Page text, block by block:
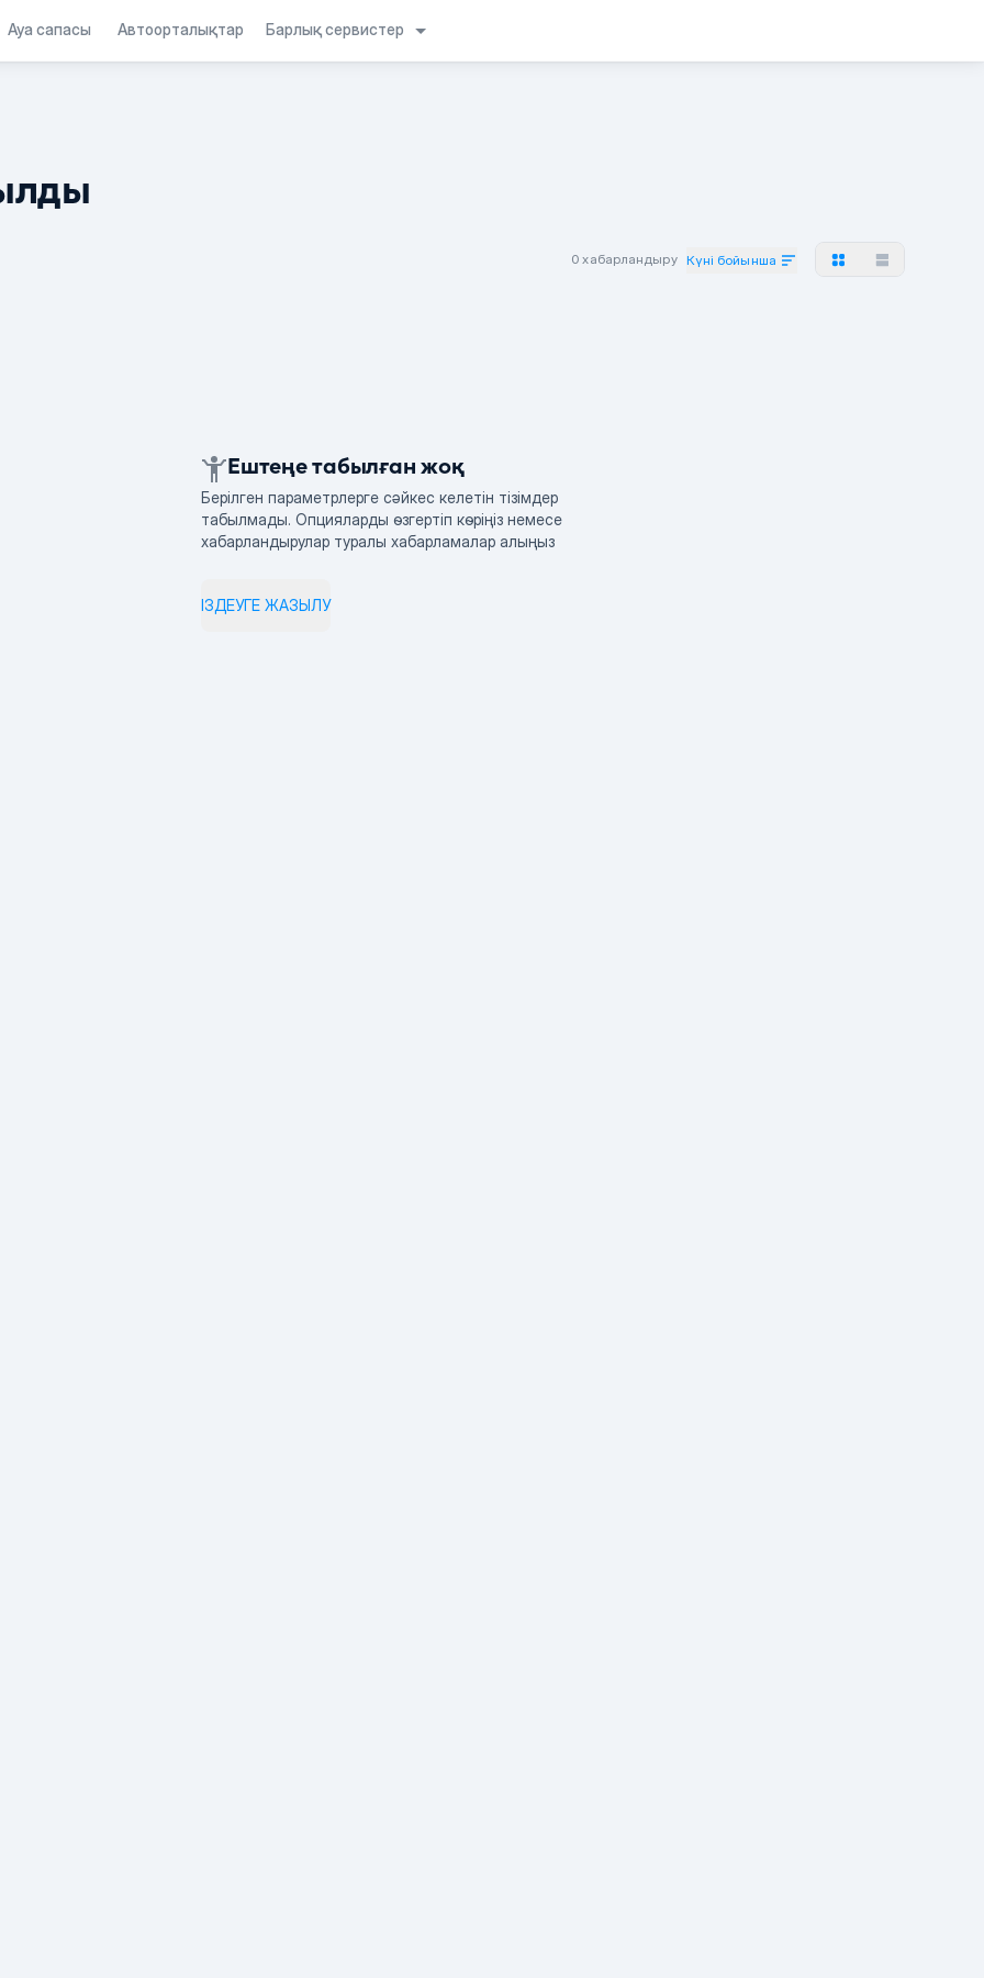
Ауа сапасы Автоорталықтар Барлық сервистер
0 хабарландыру Күні бойынша
Ештеңе табылған жоқ
Берілген параметрлерге сәйкес келетін тізімдер
табылмады. Опцияларды өзгертіп көріңіз немесе
хабарландырулар туралы хабарламалар алыңыз
ІЗДЕУГЕ ЖАЗЫЛУ